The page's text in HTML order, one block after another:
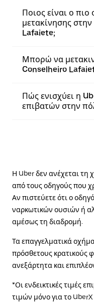
Ποιος είναι ο
μετακίνησης
Lafaiete;
Μπορώ να
Conselheiro
Πώς ενισχύει η
επιβατών στην
Η Uber δεν ανέχεται
από τους οδηγούς που
Αν πιστεύετε ότι ο
ναρκωτικών ουσιών ή
αμέσως τη διαδρομή.
Τα επαγγελματικά
πρόσθετους κρατικούς
ανεξάρτητα και
*Οι ενδεικτικές τιμές
τιμών μόνο για το